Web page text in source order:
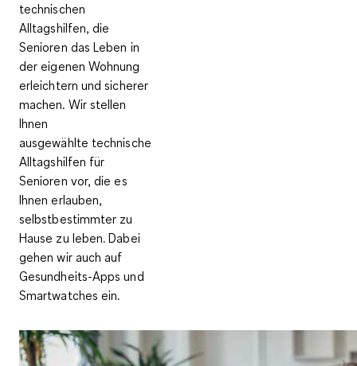
technischen
Alltagshilfen, die
Senioren das Leben in
der eigenen Wohnung
erleichtern und sicherer
machen. Wir stellen
Ihnen
ausgewählte technische
Alltagshilfen für
Senioren vor, die es
Ihnen erlauben,
selbstbestimmter zu
Hause zu leben. Dabei
gehen wir auch auf
Gesundheits-Apps und
Smartwatches ein.